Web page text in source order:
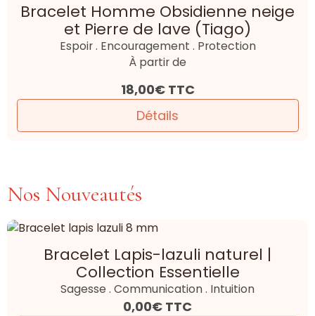
Bracelet Homme Obsidienne neige
et Pierre de lave (Tiago)
Espoir . Encouragement . Protection
À partir de
18,00€ TTC
Détails
Nos Nouveautés
Bracelet Lapis-lazuli naturel |
Collection Essentielle
Sagesse . Communication . Intuition
0,00€ TTC